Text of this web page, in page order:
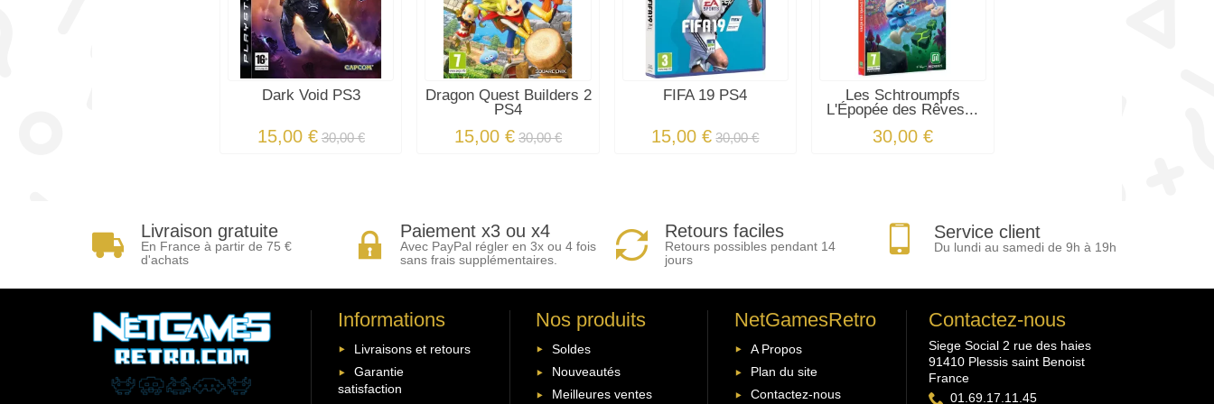
Dark Void PS3
15,00 € 30,00 €
Dragon Quest Builders 2
PS4
15,00 € 30,00 €
FIFA 19 PS4
15,00 € 30,00 €
Les Schtroumpfs
L'Épopée des Rêves...
30,00 €
Livraison gratuite
En France à partir de 75 €
d'achats
Paiement x3 ou x4
Avec PayPal régler en 3x ou 4 fois
sans frais supplémentaires.
Retours faciles
Retours possibles pendant 14
jours
Service client
Du lundi au samedi de 9h à 19h
Informations
Livraisons et retours
Garantie
satisfaction
Nos produits
Soldes
Nouveautés
Meilleures ventes
NetGamesRetro
A Propos
Plan du site
Contactez-nous
Contactez-nous
Siege Social 2 rue des haies
91410 Plessis saint Benoist
France
01.69.17.11.45